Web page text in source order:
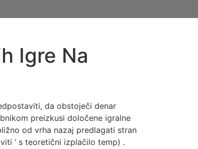
Igre Na
da obstoječi denar
preizkusi določene igralne
od vrha nazaj predlagati stran
‘ s teoretični izplačilo temp) .